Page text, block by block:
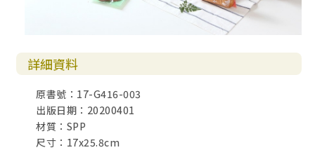
詳細資料
原書號：17-G416-003
出版日期：20200401
材質：SPP
尺寸：17x25.8cm